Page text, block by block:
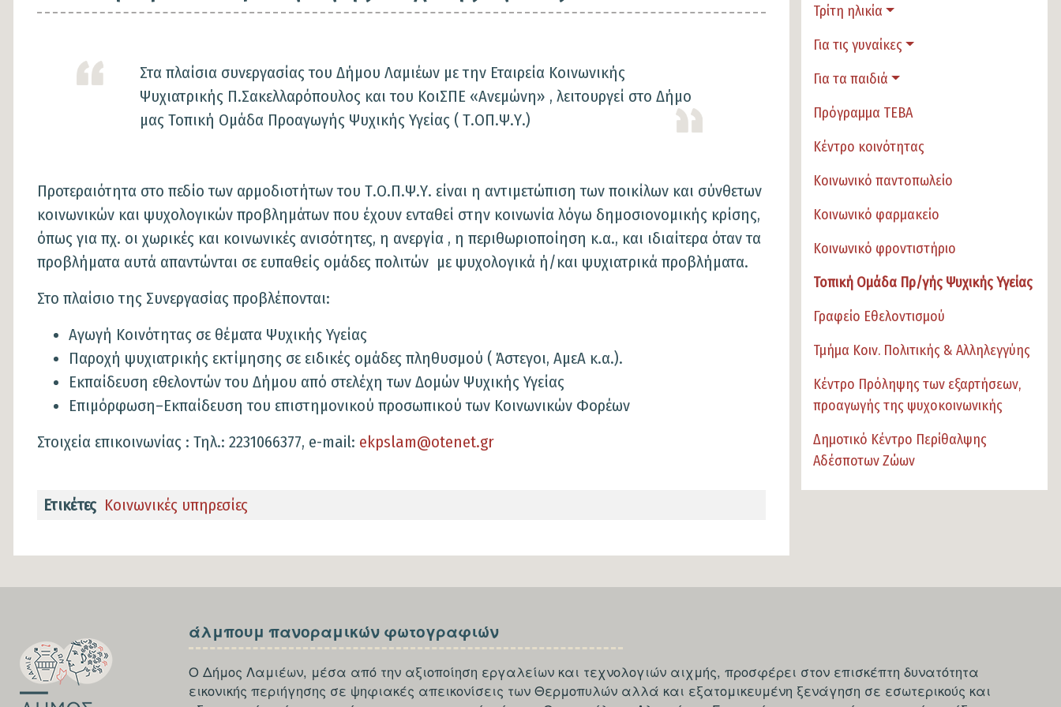
Στα πλαίσια συνεργασίας του Δήμου Λαμιέων με την Εταιρεία Κοινωνικής
Ψυχιατρικής Π.Σακελλαρόπουλος και του ΚοιΣΠΕ «Ανεμώνη» , λειτουργεί στο Δήμο
μας Τοπική Ομάδα Προαγωγής Ψυχικής Υγείας ( Τ.ΟΠ.Ψ.Υ.)
Προτεραιότητα στο πεδίο των αρμοδιοτήτων του Τ.Ο.Π.Ψ.Υ. είναι η αντιμετώπιση των ποικίλων και σύνθετων
κοινωνικών και ψυχολογικών προβλημάτων που έχουν ενταθεί στην κοινωνία λόγω δημοσιονομικής κρίσης,
όπως για πχ. οι χωρικές και κοινωνικές ανισότητες, η ανεργία , η περιθωριοποίηση κ.α., και ιδιαίτερα όταν τα
προβλήματα αυτά απαντώνται σε ευπαθείς ομάδες πολιτών με ψυχολογικά ή/και ψυχιατρικά προβλήματα.
Στο πλαίσιο της Συνεργασίας προβλέπονται:
Αγωγή Κοινότητας σε θέματα Ψυχικής Υγείας
Παροχή ψυχιατρικής εκτίμησης σε ειδικές ομάδες πληθυσμού ( Άστεγοι, ΑμεΑ κ.α.).
Εκπαίδευση εθελοντών του Δήμου από στελέχη των Δομών Ψυχικής Υγείας
Επιμόρφωση–Εκπαίδευση του επιστημονικού προσωπικού των Κοινωνικών Φορέων
Στοιχεία επικοινωνίας : Τηλ.: 2231066377, e-mail: ekpslam@otenet.gr
Ετικέτες Κοινωνικές υπηρεσίες
Τρίτη ηλικία
Για τις γυναίκες
Για τα παιδιά
Πρόγραμμα ΤΕΒΑ
Κέντρο κοινότητας
Κοινωνικό παντοπωλείο
Κοινωνικό φαρμακείο
Κοινωνικό φροντιστήριο
Τοπική Ομάδα Πρ/γής Ψυχικής Υγείας
Γραφείο Εθελοντισμού
Τμήμα Κοιν. Πολιτικής & Αλληλεγγύης
Κέντρο Πρόληψης των εξαρτήσεων,
προαγωγής της ψυχοκοινωνικής
Δημοτικό Κέντρο Περίθαλψης
Αδέσποτων Ζώων
FOOTER-
FIRST
SECTION
FOOTER-
άλμπουμ πανοραμικών φωτογραφιών
Ο Δήμος Λαμιέων, μέσα από την αξιοποίηση εργαλείων και τεχνολογιών αιχμής, προσφέρει στον επισκέπτη δυνατότητα
εικονικής περιήγησης σε ψηφιακές απεικονίσεις των Θερμοπυλών αλλά και εξατομικευμένη ξενάγηση σε εσωτερικούς και